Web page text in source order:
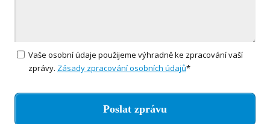
Vaše osobní údaje použijeme výhradně ke zpracování vaší
zprávy. Zásady zpracování osobních údajů*
Poslat zprávu